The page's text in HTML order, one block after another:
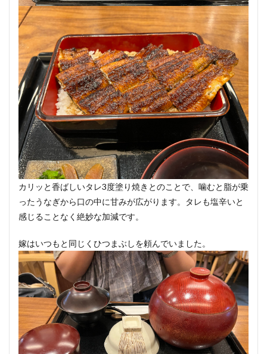
カリッと香ばしいタレ3度塗り焼きとのことで、噛むと脂が乗
ったうなぎから口の中に甘みが広がります。タレも塩辛いと
感じることなく絶妙な加減です。
嫁はいつもと同じくひつまぶしを頼んでいました。